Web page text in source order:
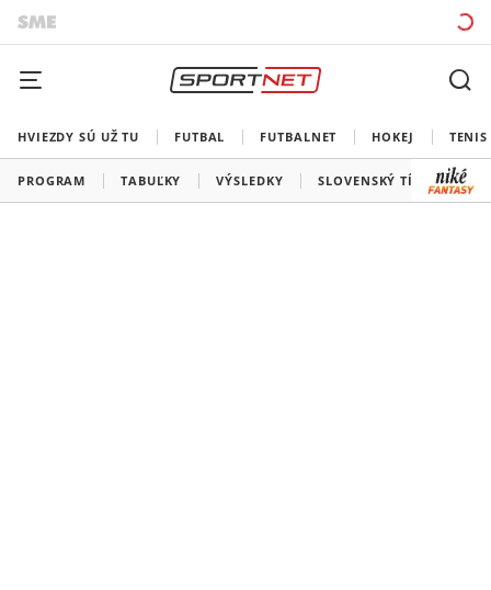
HVIEZDY SÚ UŽ TU FUTBAL FUTBALNET HOKEJ TENIS
PROGRAM TABUĽKY VÝSLEDKY SLOVENSKÝ TÍM